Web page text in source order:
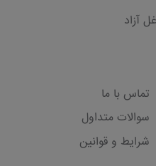
آزاد
تماس با ما
سوالات متداول
شرایط و قوانین